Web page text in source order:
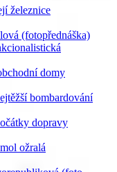
železnice
(fotopřednáška)
domy
bombardování
dopravy
ožralá